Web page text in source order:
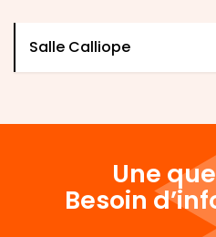
Salle Calliope
Une
Besoin